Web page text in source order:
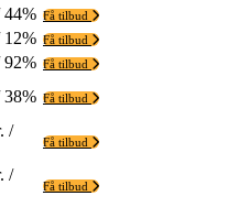
44% Få tilbud
12% Få tilbud
92% Få tilbud
38% Få tilbud
/
Få tilbud
/
Få tilbud